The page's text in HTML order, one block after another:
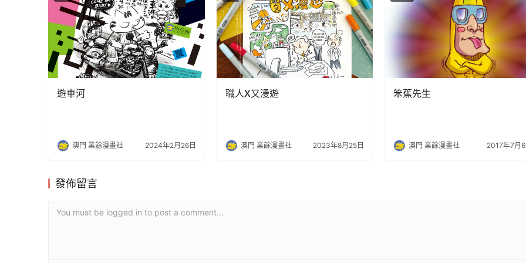
遊車河
澳門 業餘漫畫社 2024年2月26日
職人X又漫遊
澳門 業餘漫畫社 2023年8月25日
笨蕉先生
澳門 業餘漫畫社 2017年7月
發佈留言
You must be logged in to post a comment...